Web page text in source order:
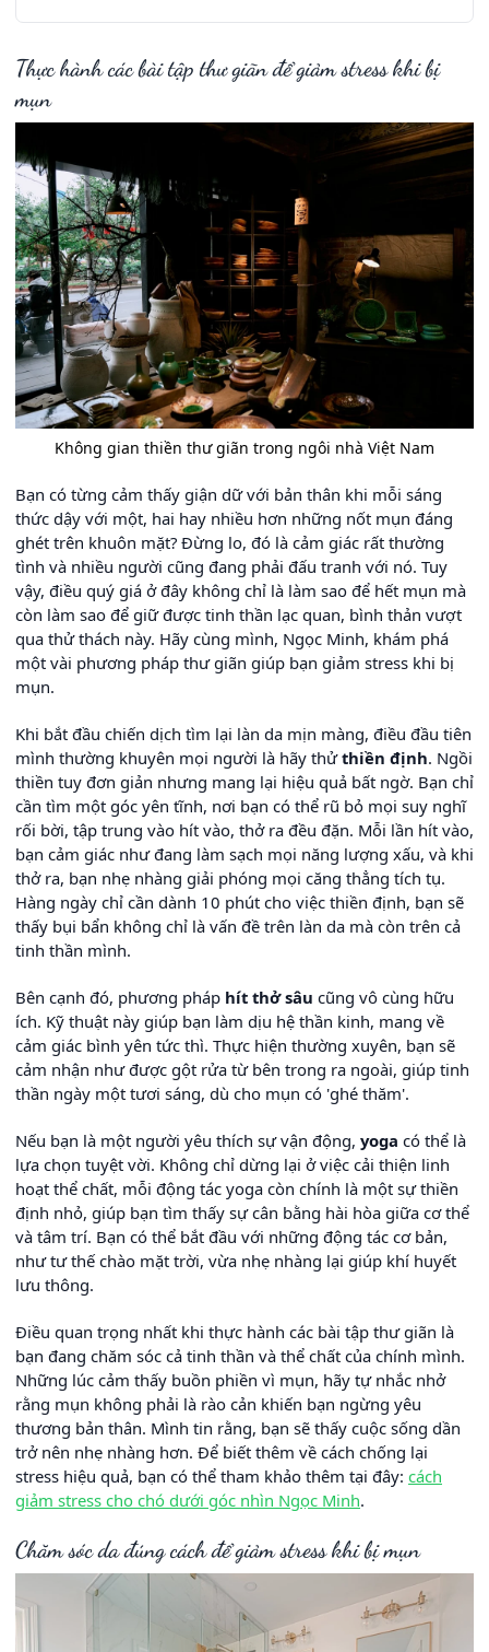
Thực hành các bài tập thư giãn để giảm stress khi bị
mụn
Không gian thiền thư giãn trong ngôi nhà Việt Nam
Bạn có từng cảm thấy giận dữ với bản thân khi mỗi sáng
thức dậy với một, hai hay nhiều hơn những nốt mụn đáng
ghét trên khuôn mặt? Đừng lo, đó là cảm giác rất thường
tình và nhiều người cũng đang phải đấu tranh với nó. Tuy
vậy, điều quý giá ở đây không chỉ là làm sao để hết mụn mà
còn làm sao để giữ được tinh thần lạc quan, bình thản vượt
qua thử thách này. Hãy cùng mình, Ngọc Minh, khám phá
một vài phương pháp thư giãn giúp bạn giảm stress khi bị
mụn.
Khi bắt đầu chiến dịch tìm lại làn da mịn màng, điều đầu tiên
mình thường khuyên mọi người là hãy thửthiền định. Ngồi
thiền tuy đơn giản nhưng mang lại hiệu quả bất ngờ. Bạn chỉ
cần tìm một góc yên tĩnh, nơi bạn có thể rũ bỏ mọi suy nghĩ
rối bời, tập trung vào hít vào, thở ra đều đặn. Mỗi lần hít vào,
bạn cảm giác như đang làm sạch mọi năng lượng xấu, và khi
thở ra, bạn nhẹ nhàng giải phóng mọi căng thẳng tích tụ.
Hàng ngày chỉ cần dành 10 phút cho việc thiền định, bạn sẽ
thấy bụi bẩn không chỉ là vấn đề trên làn da mà còn trên cả
tinh thần mình.
Bên cạnh đó, phương pháp hít thở sâu cũng vô cùng hữu
ích. Kỹ thuật này giúp bạn làm dịu hệ thần kinh, mang về
cảm giác bình yên tức thì. Thực hiện thường xuyên, bạn sẽ
cảm nhận như được gột rửa từ bên trong ra ngoài, giúp tinh
thần ngày một tươi sáng, dù cho mụn có 'ghé thăm'.
Nếu bạn là một người yêu thích sự vận động, yoga có thể là
lựa chọn tuyệt vời. Không chỉ dừng lại ở việc cải thiện linh
hoạt thể chất, mỗi động tác yoga còn chính là một sự thiền
định nhỏ, giúp bạn tìm thấy sự cân bằng hài hòa giữa cơ thể
và tâm trí. Bạn có thể bắt đầu với những động tác cơ bản,
như tư thế chào mặt trời, vừa nhẹ nhàng lại giúp khí huyết
lưu thông.
Điều quan trọng nhất khi thực hành các bài tập thư giãn là
bạn đang chăm sóc cả tinh thần và thể chất của chính mình.
Những lúc cảm thấy buồn phiền vì mụn, hãy tự nhắc nhở
rằng mụn không phải là rào cản khiến bạn ngừng yêu
thương bản thân. Mình tin rằng, bạn sẽ thấy cuộc sống dần
trở nên nhẹ nhàng hơn. Để biết thêm về cách chống lại
stress hiệu quả, bạn có thể tham khảo thêm tại đây: cách
giảm stress cho chó dưới góc nhìn Ngọc Minh.
Chăm sóc da đúng cách để giảm stress khi bị mụn